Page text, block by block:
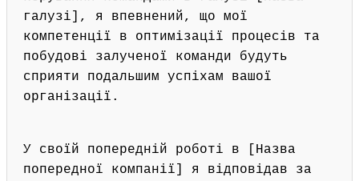
галузі], я впевнений, що мої
компетенції в оптимізації процесів та
побудові залученої команди будуть
сприяти подальшим успіхам вашої
організації.
У своїй попередній роботі в [Назва
попередної компанії] я відповідав за